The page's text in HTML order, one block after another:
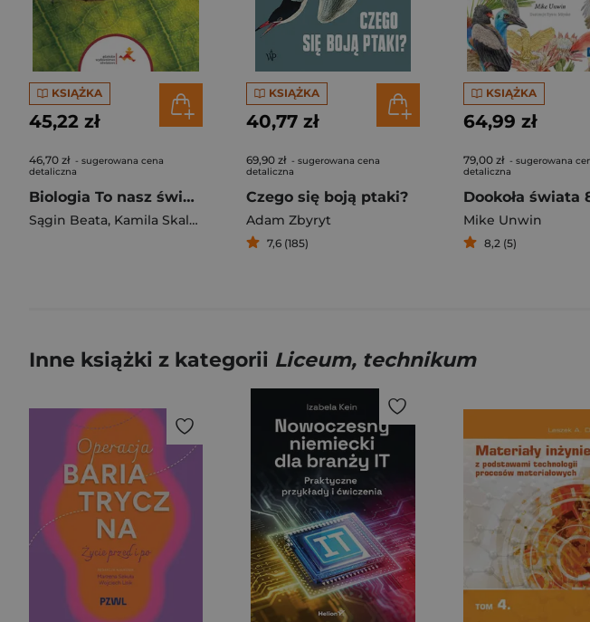
KSIĄŻKA
45,22 zł
46,70 zł - sugerowana cena
detaliczna
Biologia To nasz świat Podręcznik dla klasy 6 szkoły podstawowej
Sągin Beata, Kamila Skalska Adam Zbyryt
KSIĄŻKA
40,77 zł
69,90 zł - sugerowana cena
detaliczna
Czego się boją ptaki?
Adam Zbyryt
7,6 (185)
KSIĄŻKA
64,99 zł
79,00 zł - sugerowana
detaliczna
Mike Unwin
8,2 (5)
Inne książki z kategorii Liceum, technikum